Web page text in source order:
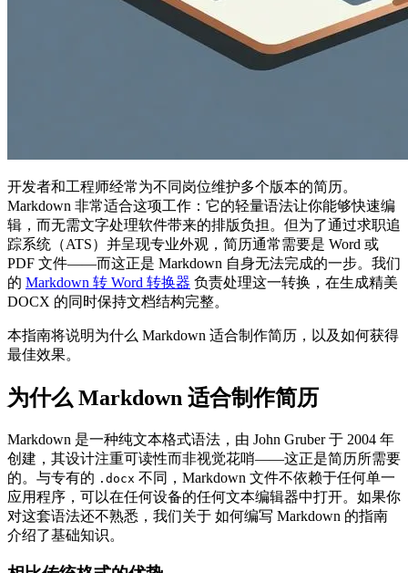
开发者和工程师经常为不同岗位维护多个版本的简历。
Markdown 非常适合这项工作：它的轻量语法让你能够快速编
辑，而无需文字处理软件带来的排版负担。但为了通过求职追
踪系统（ATS）并呈现专业外观，简历通常需要是 Word 或
PDF 文件——而这正是 Markdown 自身无法完成的一步。我们
的 Markdown 转 Word 转换器 负责处理这一转换，在生成精美
DOCX 的同时保持文档结构完整。
本指南将说明为什么 Markdown 适合制作简历，以及如何获得
最佳效果。
为什么 Markdown 适合制作简历
Markdown 是一种纯文本格式语法，由 John Gruber 于 2004 年
创建，其设计注重可读性而非视觉花哨——这正是简历所需要
的。与专有的 .docx 不同，Markdown 文件不依赖于任何单一
应用程序，可以在任何设备的任何文本编辑器中打开。如果你
对这套语法还不熟悉，我们关于 如何编写 Markdown 的指南
介绍了基础知识。